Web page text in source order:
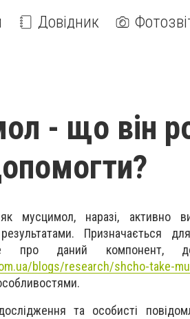
Довідник
- що він
мусцимол, наразі, активно
результатами. Призначається
про даний компонент,
blogs/research/shcho-take-
та особисті